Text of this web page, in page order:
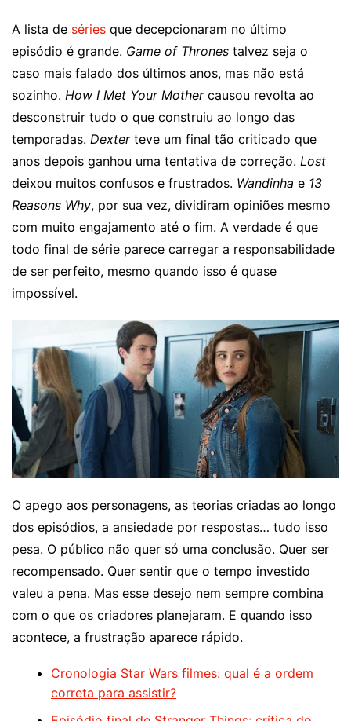
A lista de séries que decepcionaram no último
episódio é grande. Game of Thrones talvez seja o
caso mais falado dos últimos anos, mas não está
sozinho. How I Met Your Mothercausou revolta ao
desconstruir tudo o que construiu ao longo das
temporadas. Dexterteve um final tão criticado que
anos depois ganhou uma tentativa de correção. Lost
deixou muitos confusos e frustrados. Wandinha e 13
Reasons Why, por sua vez, dividiram opiniões mesmo
com muito engajamento até o fim. A verdade é que
todo final de série parece carregar a responsabilidade
de ser perfeito, mesmo quando isso é quase
impossível.
O apego aos personagens, as teorias criadas ao longo
dos episódios, a ansiedade por respostas… tudo isso
pesa. O público não quer só uma conclusão. Quer ser
recompensado. Quer sentir que o tempo investido
valeu a pena. Mas esse desejo nem sempre combina
com o que os criadores planejaram. E quando isso
acontece, a frustração aparece rápido.
Cronologia Star Wars filmes: qual é a ordem
correta para assistir?